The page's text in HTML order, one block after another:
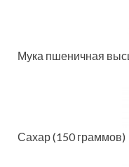
Мука пшеничная
Сахар (150 граммов)